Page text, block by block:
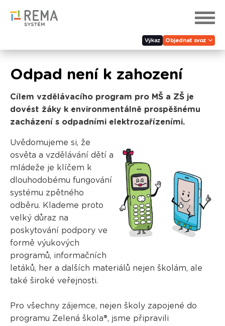
Výkaz Objednat svoz
Odpad není k zahození
Cílem vzdělávacího program pro MŠ a ZŠ je
dovést žáky k environmentálně prospěšnému
zacházení s odpadními elektrozařízeními.
Uvědomujeme si, že
osvěta a vzdělávání dětí a
mládeže je klíčem k
dlouhodobému fungování
systému zpětného
odběru. Klademe proto
velký důraz na
poskytování podpory ve
formě výukových
programů, informačních
letáků, her a dalších materiálů nejen školám, ale
také široké veřejnosti.
Pro všechny zájemce, nejen školy zapojené do
programu Zelená škola®, jsme připravili